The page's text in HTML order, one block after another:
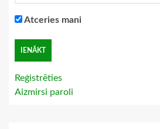
Atceries mani
Reģistrēties
Aizmirsi paroli